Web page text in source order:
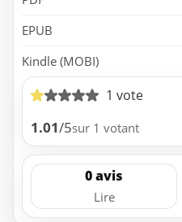
EPUB
Kindle (MOBI)
1 vote
1.01/5sur 1 votant
0 avis
Lire